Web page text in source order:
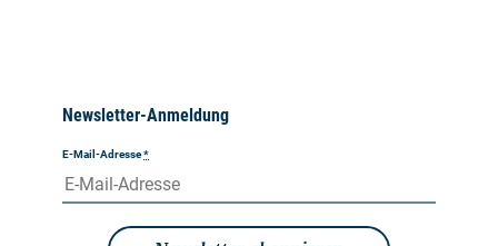
Newsletter-Anmeldung
E-Mail-Adresse*